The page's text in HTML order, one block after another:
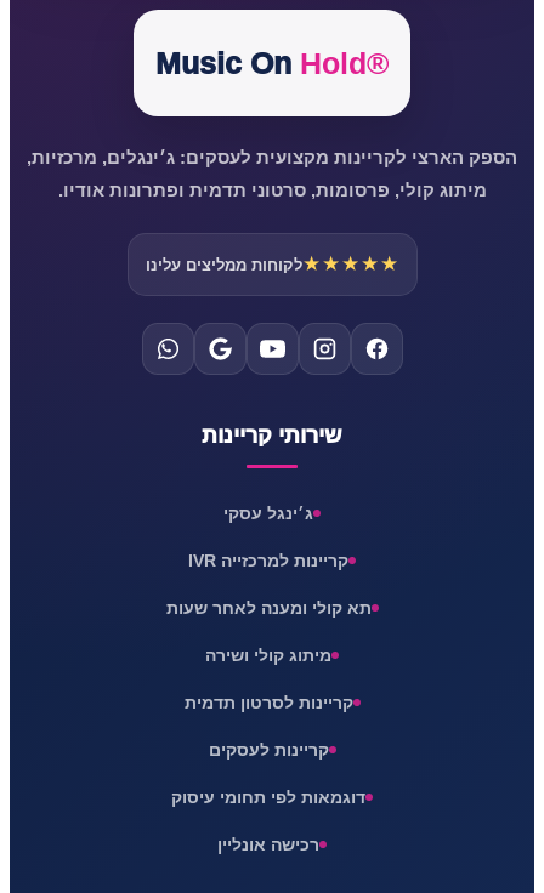
Music On Hold®
הספק הארצי לקריינות מקצועית לעסקים: ג׳ינגלים, מרכזיות,
מיתוג קולי, פרסומות, סרטוני תדמית ופתרונות אודיו.
★★★★★לקוחות ממליצים עלינו
שירותי קריינות
ג׳ינגל עסקי
קריינות למרכזייה IVR
תא קולי ומענה לאחר שעות
מיתוג קולי ושירה
קריינות לסרטון תדמית
קריינות לעסקים
דוגמאות לפי תחומי עיסוק
רכישה אונליין